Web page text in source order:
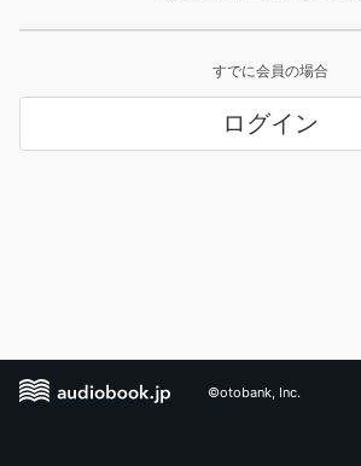
すでに会員の場合
ログイン
©otobank, Inc.